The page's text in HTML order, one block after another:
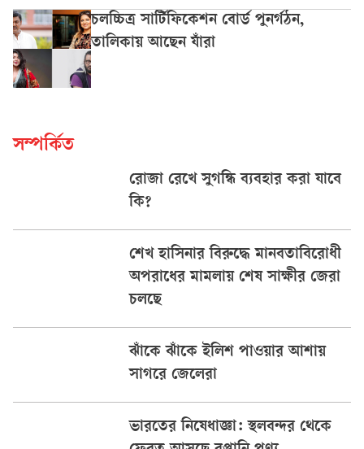
চলচ্চিত্র সার্টিফিকেশন বোর্ড পুনর্গঠন,
তালিকায় আছেন যাঁরা
সম্পর্কিত
রোজা রেখে সুগন্ধি ব্যবহার করা যাবে
কি?
শেখ হাসিনার বিরুদ্ধে মানবতাবিরোধী
অপরাধের মামলায় শেষ সাক্ষীর জেরা
চলছে
ঝাঁকে ঝাঁকে ইলিশ পাওয়ার আশায়
সাগরে জেলেরা
ভারতের নিষেধাজ্ঞা: স্থলবন্দর থেকে